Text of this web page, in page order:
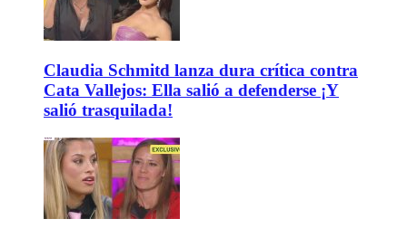
Claudia Schmitd lanza dura crítica contra
Cata Vallejos: Ella salió a defenderse ¡Y
salió trasquilada!